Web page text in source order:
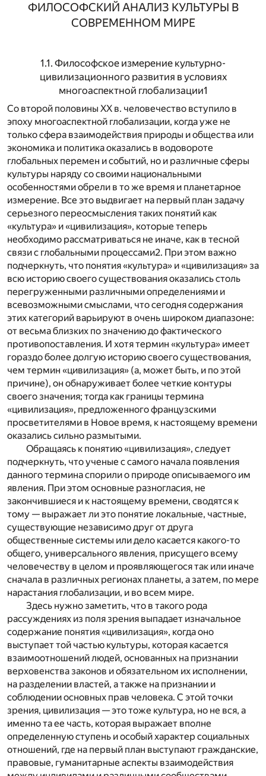
ФИЛОСОФСКИЙ АНАЛИЗ КУЛЬТУРЫ В
СОВРЕМЕННОМ МИРЕ
1.1. Философское измерение культурно-
цивилизационного развития в условиях
многоаспектной глобализации1
Со второй половины XX в. человечество вступило в
эпоху многоаспектной глобализации, когда уже не
только сфера взаимодействия природы и общества или
экономика и политика оказались в водовороте
глобальных перемен и событий, но и различные сферы
культуры наряду со своими национальными
особенностями обрели в то же время и планетарное
измерение. Все это выдвигает на первый план задачу
серьезного переосмысления таких понятий как
«культура» и «цивилизация», которые теперь
необходимо рассматриваться не иначе, как в тесной
связи с глобальными процессами2. При этом важно
подчеркнуть, что понятия «культура» и «цивилизация» за
всю историю своего существования оказались столь
перегруженными различными определениями и
всевозможными смыслами, что сегодня содержания
этих категорий варьируют в очень широком диапазоне:
от весьма близких по значению до фактического
противопоставления. И хотя термин «культура» имеет
гораздо более долгую историю своего существования,
чем термин «цивилизация» (а, может быть, и по этой
причине), он обнаруживает более четкие контуры
своего значения; тогда как границы термина
«цивилизация», предложенного французскими
просветителями в Новое время, к настоящему времени
оказались сильно размытыми.
Обращаясь к понятию «цивилизация», следует
подчеркнуть, что ученые с самого начала появления
данного термина спорили о природе описываемого им
явления. При этом основные разногласия, не
закончившиеся и к настоящему времени, сводятся к
тому — выражает ли это понятие локальные, частные,
существующие независимо друг от друга
общественные системы или дело касается какого-то
общего, универсального явления, присущего всему
человечеству в целом и проявляющегося так или иначе
сначала в различных регионах планеты, а затем, по мере
нарастания глобализации, и во всем мире.
Здесь нужно заметить, что в такого рода
рассуждениях из поля зрения выпадает изначальное
содержание понятия «цивилизация», когда оно
выступает той частью культуры, которая касается
взаимоотношений людей, основанных на признании
верховенства законов и обязательном их исполнении,
на разделении властей, а также на признании и
соблюдении основных прав человека. С этой точки
зрения, цивилизация — это тоже культура, но не вся, а
именно та ее часть, которая выражает вполне
определенную ступень и особый характер социальных
отношений, где на первый план выступают гражданские,
правовые, гуманитарные аспекты взаимодействия